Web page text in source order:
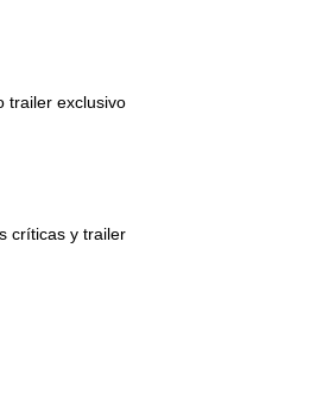
trailer exclusivo
críticas y trailer